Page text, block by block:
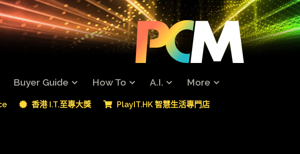
Buyer Guide How To A.I. More
香港 I.T.至專大獎 PlayIT.HK 智慧生活專門店